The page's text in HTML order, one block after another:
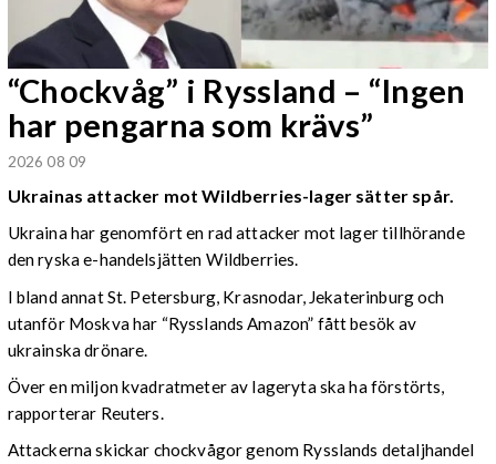
“Chockvåg” i Ryssland – “Ingen
har pengarna som krävs”
2026 08 09
Ukrainas attacker mot Wildberries-lager sätter spår.
Ukraina har genomfört en rad attacker mot lager tillhörande
den ryska e-handelsjätten Wildberries.
I bland annat St. Petersburg, Krasnodar, Jekaterinburg och
utanför Moskva har “Rysslands Amazon” fått besök av
ukrainska drönare.
Över en miljon kvadratmeter av lageryta ska ha förstörts,
rapporterar Reuters.
Attackerna skickar chockvågor genom Rysslands detaljhandel